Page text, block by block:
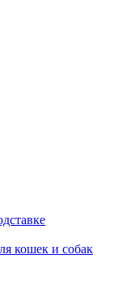
кошек и собак